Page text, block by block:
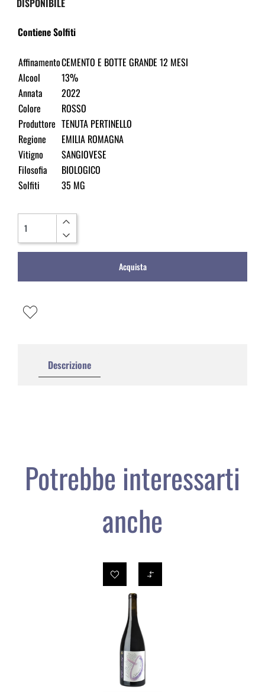
Contiene Solfiti
AffinamentoCEMENTO E BOTTE GRANDE 12 MESI
Alcool
13%
Annata
2022
Colore
ROSSO
Produttore TENUTA PERTINELLO
Regione
EMILIA ROMAGNA
Vitigno
SANGIOVESE
Filosofia
BIOLOGICO
Solfiti
35 MG
Acquista
Descrizione
Potrebbe interessarti
anche